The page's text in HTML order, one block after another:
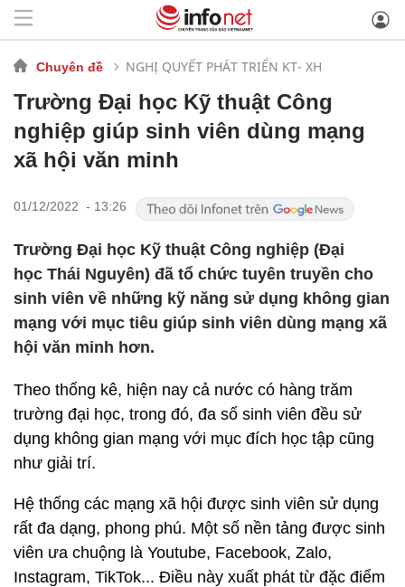
Chuyên đề NGHỊ QUYẾT PHÁT TRIỂN KT- XH
Trường Đại học Kỹ thuật Công
nghiệp giúp sinh viên dùng mạng
xã hội văn minh
01/12/2022 - 13:26
Trường Đại học Kỹ thuật Công nghiệp (Đại
học Thái Nguyên) đã tổ chức tuyên truyền cho
sinh viên về những kỹ năng sử dụng không gian
mạng với mục tiêu giúp sinh viên dùng mạng xã
hội văn minh hơn.
Theo thống kê, hiện nay cả nước có hàng trăm
trường đại học, trong đó, đa số sinh viên đều sử
dụng không gian mạng với mục đích học tập cũng
như giải trí.
Hệ thống các mạng xã hội được sinh viên sử dụng
rất đa dạng, phong phú. Một số nền tảng được sinh
viên ưa chuộng là Youtube, Facebook, Zalo,
Instagram, TikTok... Điều này xuất phát từ đặc điểm